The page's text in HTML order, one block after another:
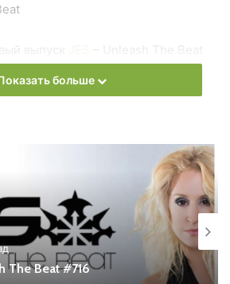
выпуск
Лучшая музыкальная подборка и
of radioshow JES
– Unleash
and Download MP3
больше
The Beat #716